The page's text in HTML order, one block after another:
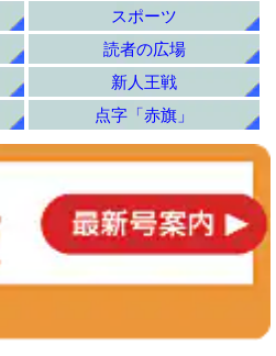
スポーツ
読者の広場
新人王戦
点字「赤旗」